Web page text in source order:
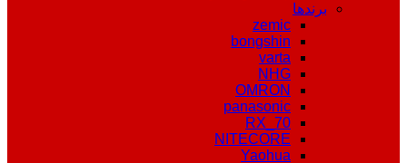
برندها
zemic
bongshin
varta
NHG
OMRON
panasonic
RX_70
NITECORE
Yaohua